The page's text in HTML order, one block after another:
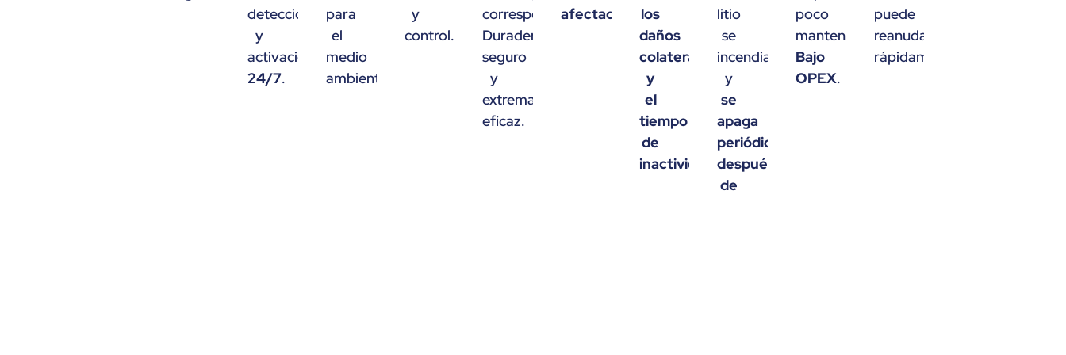
detección
y
activación
24/7.
para
el
medio
ambiente.
y
control.
correspondiente(s).
Duradero,
seguro
y
extremadamente
eficaz.
afectados
los
daños
colaterales
y
el
tiempo
de
inactividad
litio
se
incendia
y
se
apaga
periódicamente
después
de
poco
mantenimiento.
Bajo
OPEX.
puede
reanudarse
rápidamente.